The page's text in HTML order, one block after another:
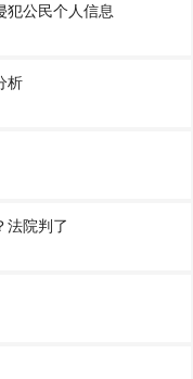
犯公民个人信息
析
法院判了